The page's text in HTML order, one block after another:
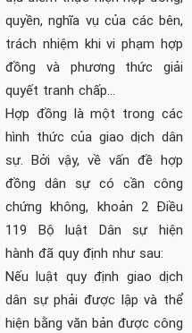
quyền, nghĩa vụ của các bên,
trách nhiệm khi vi phạm hợp
đồng và phương thức giải
quyết tranh chấp…
Hợp đồng là một trong các
hình thức của giao dịch dân
sự. Bởi vậy, về vấn đề hợp
đồng dân sự có cần công
chứng không, khoản 2 Điều
119 Bộ luật Dân sự hiện
hành đã quy định như sau:
Nếu luật quy định giao dịch
dân sự phải được lập và thể
hiện bằng văn bản được công